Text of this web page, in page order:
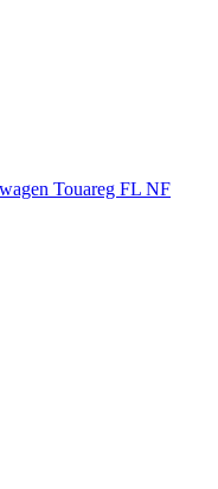
Touareg FL NF